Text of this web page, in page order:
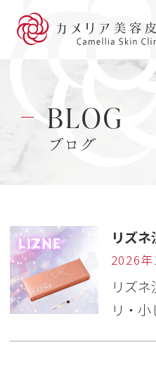
BLOG
ブログ
2026
リズ
リ・